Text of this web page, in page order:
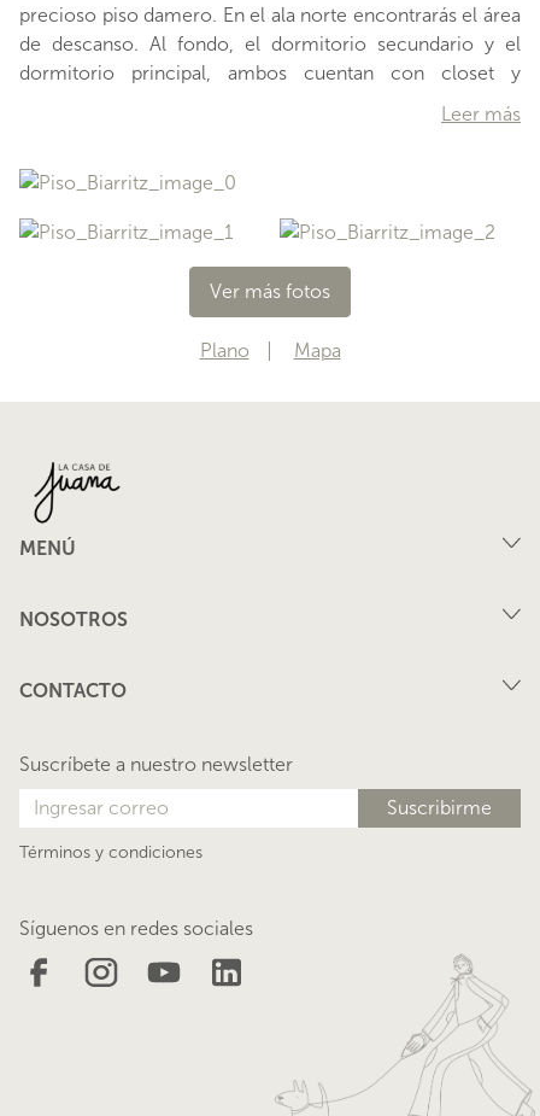
precioso piso damero. En el ala norte encontrarás el área
de descanso. Al fondo, el dormitorio secundario y el
dormitorio principal, ambos cuentan con closet y
comparten un balcón. Al centro está el renovado baño
principal que comparten los tres dormitorios. El tercer
eventualmente puede ocuparse como escritorio o una
pequeña salita. Hacia el oriente, está el living comedor,
un espacio amplio y silencioso, gracias a sus lindas
puertas de madera permite independizar un espacio
Leer más
Ver más fotos
Plano Mapa
MENÚ
Nosotros
Blog
NOSOTROS
CONTACTO
Suscríbete a nuestro newsletter
Términos y condiciones
Síguenos en redes sociales